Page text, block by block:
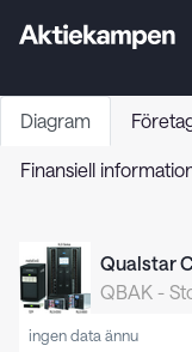
Diagram
Finansiell
Qualstar
QBAK -
ingen data ännu